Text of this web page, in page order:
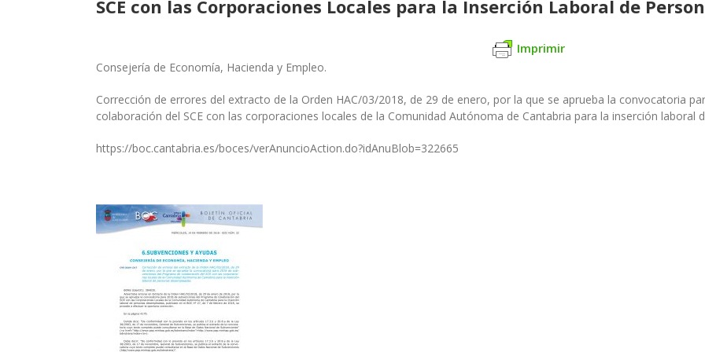
SCE con las Corporaciones Locales para la Inserción Laboral de
Imprimir
Consejería de Economía, Hacienda y Empleo.
Corrección de errores del extracto de la Orden HAC/03/2018, de 29 de enero, por la que se aprueba la convocatoria
colaboración del SCE con las corporaciones locales de la Comunidad Autónoma de Cantabria para la inserción laboral
https://boc.cantabria.es/boces/verAnuncioAction.do?idAnuBlob=322665